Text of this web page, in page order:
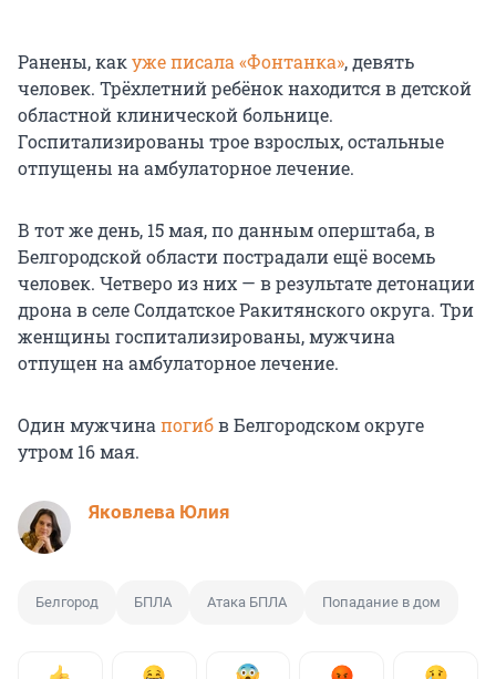
Ранены, какуже писала «Фонтанка», девять
человек. Трёхлетний ребёнок находится в детской
областной клинической больнице.
Госпитализированы трое взрослых, остальные
отпущены на амбулаторное лечение.
В тот же день, 15 мая, по данным оперштаба, в
Белгородской области пострадали ещё восемь
человек. Четверо из них — в результате детонации
дрона в селе Солдатское Ракитянского округа. Три
женщины госпитализированы, мужчина
отпущен на амбулаторное лечение.
Один мужчина погибв Белгородском округе
утром 16 мая.
Яковлева Юлия
Белгород БПЛА Атака БПЛА Попадание в дом